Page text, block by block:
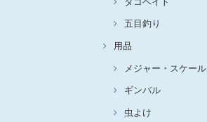
五目釣り
用品
メジャー・スケール
ギンバル
虫よけ